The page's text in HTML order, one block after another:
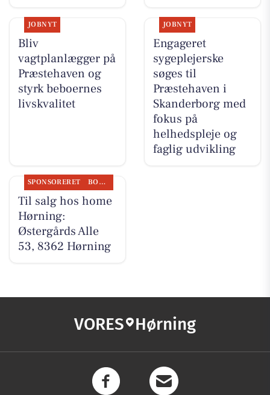
JOBNYT
Bliv
vagtplanlægger på
Præstehaven og
styrk beboernes
livskvalitet
JOBNYT
Engageret
sygeplejerske
søges til
Præstehaven i
Skanderborg med
fokus på
helhedspleje og
faglig udvikling
SPONSORERET BOLIGMARKED
Til salg hos home
Hørning:
Østergårds Alle
53, 8362 Hørning
VORES Hørning